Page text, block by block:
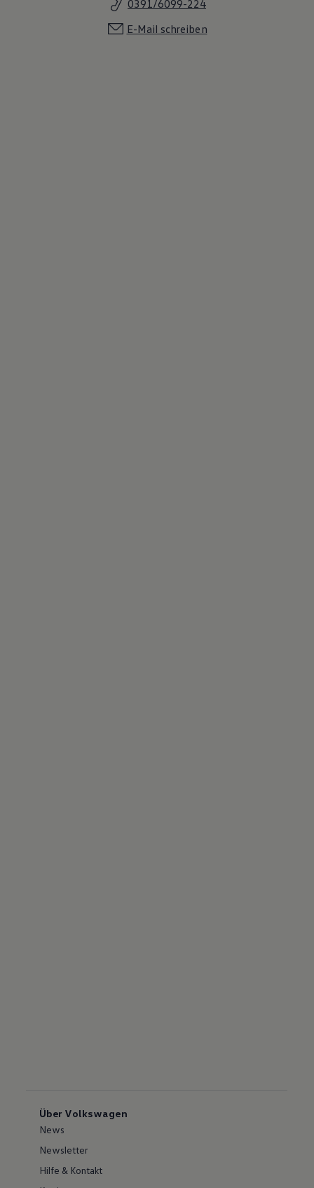
0391/6099-224
E-Mail schreiben
Über Volkswagen
News
Newsletter
Hilfe & Kontakt